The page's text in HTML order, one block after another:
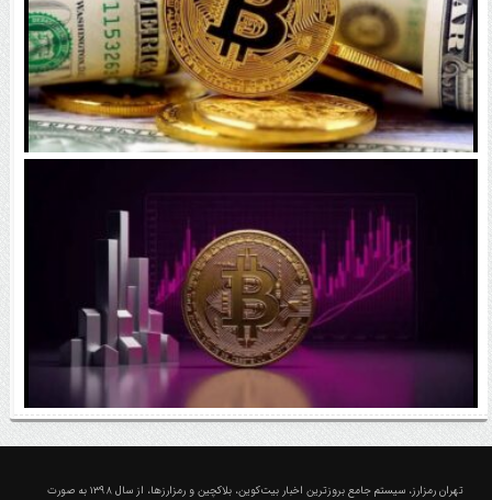
اتفاق مهم در بازار رمزارزها / بیت‌کوین وارد فاز تازه شد
تهران رمزارز، سیستم جامع بروزترین اخبار بیت‌کوین، بلاکچین و رمزارزها، از سال ۱۳۹۸ به صورت